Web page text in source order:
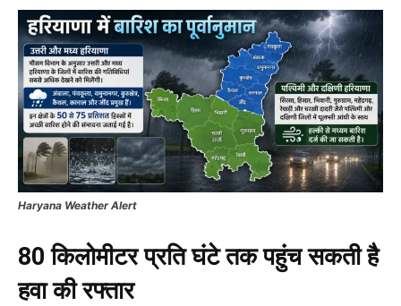
Haryana Weather Alert
80 किलोमीटर प्रति घंटे तक पहुंच सकती है
हवा की रफ्तार